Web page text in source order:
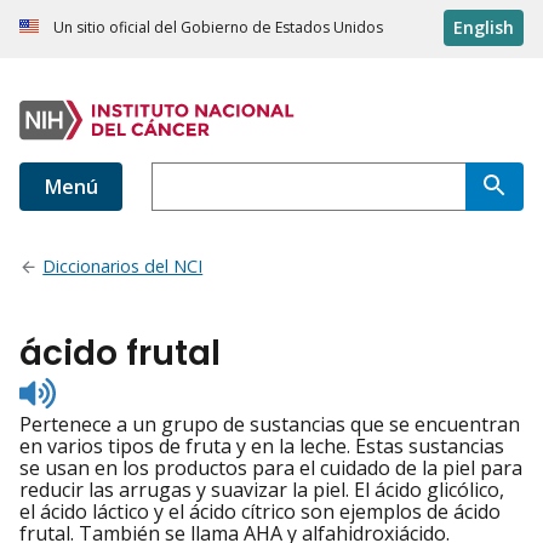
Un sitio oficial del Gobierno de Estados Unidos English
Menú
Diccionarios del NCI
ácido frutal
Listen
to
pronunciation
Pertenece a un grupo de sustancias que se encuentran
en varios tipos de fruta y en la leche. Estas sustancias
se usan en los productos para el cuidado de la piel para
reducir las arrugas y suavizar la piel. El ácido glicólico,
el ácido láctico y el ácido cítrico son ejemplos de ácido
frutal. También se llama AHA y alfahidroxiácido.